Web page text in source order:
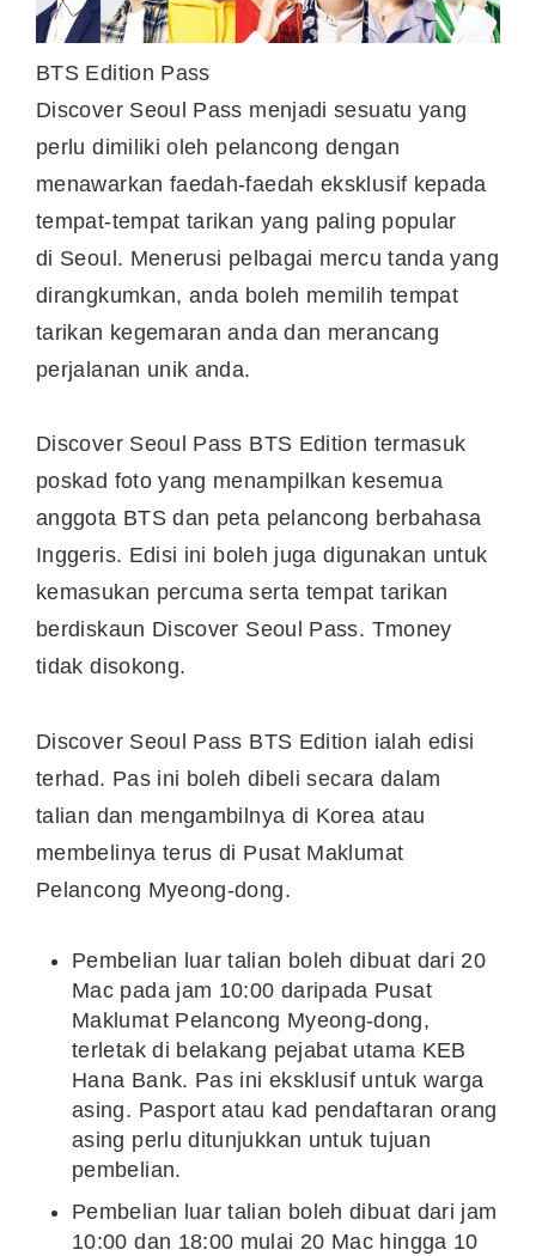
BTS Edition Pass
Discover Seoul Pass menjadi sesuatu yang
perlu dimiliki oleh pelancong dengan
menawarkan faedah-faedah eksklusif kepada
tempat-tempat tarikan yang paling popular
di Seoul. Menerusi pelbagai mercu tanda yang
dirangkumkan, anda boleh memilih tempat
tarikan kegemaran anda dan merancang
perjalanan unik anda.
Discover Seoul Pass BTS Edition termasuk
poskad foto yang menampilkan kesemua
anggota BTS dan peta pelancong berbahasa
Inggeris. Edisi ini boleh juga digunakan untuk
kemasukan percuma serta tempat tarikan
berdiskaun Discover Seoul Pass. Tmoney
tidak disokong.
Discover Seoul Pass BTS Edition ialah edisi
terhad. Pas ini boleh dibeli secara dalam
talian dan mengambilnya di Korea atau
membelinya terus di Pusat Maklumat
Pelancong Myeong-dong.
Pembelian luar talian boleh dibuat dari 20
Mac pada jam 10:00 daripada Pusat
Maklumat Pelancong Myeong-dong,
terletak di belakang pejabat utama KEB
Hana Bank. Pas ini eksklusif untuk warga
asing. Pasport atau kad pendaftaran orang
asing perlu ditunjukkan untuk tujuan
pembelian.
Pembelian luar talian boleh dibuat dari jam
10:00 dan 18:00 mulai 20 Mac hingga 10